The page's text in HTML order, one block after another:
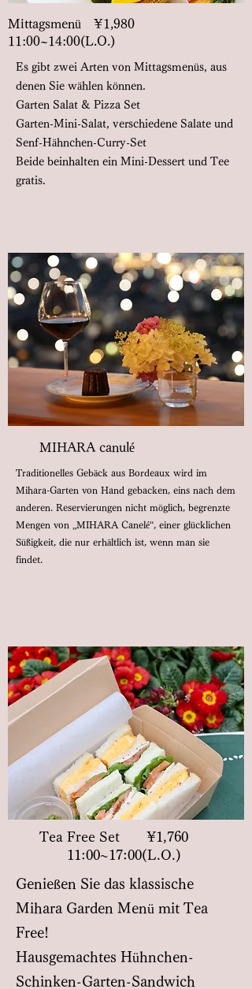
Mittagsmenü ¥1,980
11:00~14:00(L.O.)
Es gibt zwei Arten von Mittagsmenüs, aus
denen Sie wählen können.
Garten Salat & Pizza Set
Garten-Mini-Salat, verschiedene Salate und
Senf-Hähnchen-Curry-Set
Beide beinhalten ein Mini-Dessert und Tee
gratis.
MIHARA canulé
Traditionelles Gebäck aus Bordeaux wird im
Mihara-Garten von Hand gebacken, eins nach dem
anderen. Reservierungen nicht möglich, begrenzte
Mengen von „MIHARA Canelé“, einer glücklichen
Süßigkeit, die nur erhältlich ist, wenn man sie
findet.
Tea Free Set ¥1,760
11:00~17:00(L.O.)
Genießen Sie das klassische
Mihara Garden Menü mit Tea
Free!
Hausgemachtes Hühnchen-
Schinken-Garten-Sandwich